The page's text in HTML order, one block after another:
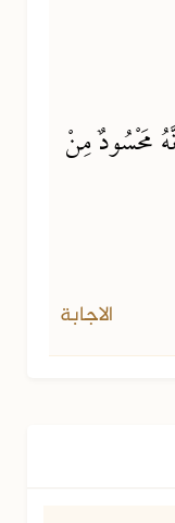
مَحْسُودٌ مِنْ
الاجابة